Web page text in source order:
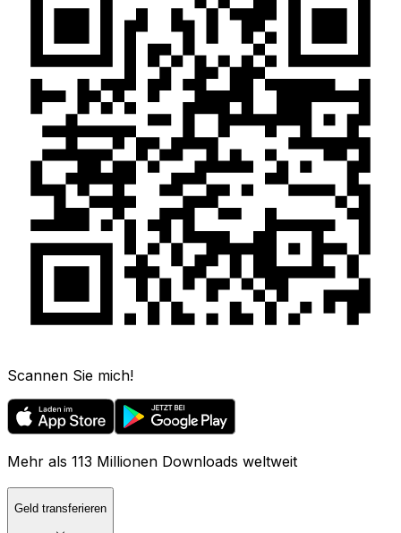
Scannen Sie mich!
Mehr als 113 Millionen Downloads weltweit
Geld transferieren